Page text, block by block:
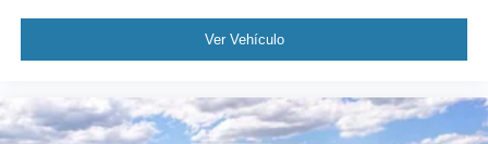
Ver Vehículo